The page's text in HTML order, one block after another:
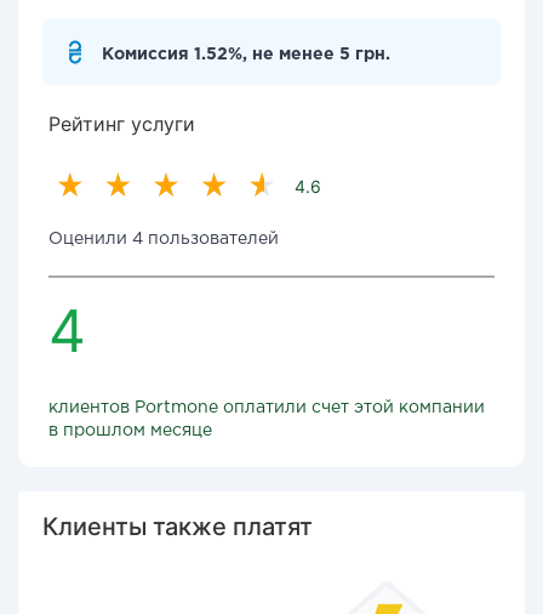
Комиссия 1.52%, не менее 5 грн.
Рейтинг услуги
4.6
Оценили 4 пользователей
4
клиентов Portmone оплатили счет этой компании
в прошлом месяце
Клиенты также платят